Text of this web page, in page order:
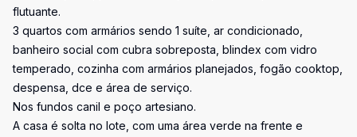
flutuante.
3 quartos com armários sendo 1 suíte, ar condicionado,
banheiro social com cubra sobreposta, blindex com vidro
temperado, cozinha com armários planejados, fogão cooktop,
despensa, dce e área de serviço.
Nos fundos canil e poço artesiano.
A casa é solta no lote, com uma área verde na frente e